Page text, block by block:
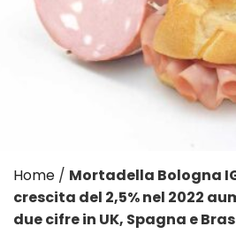
Home / Mortadella Bologna
crescita del 2,5% nel 2022
due cifre in UK, Spagna e